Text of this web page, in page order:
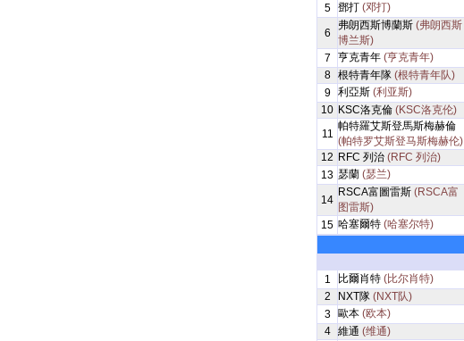
5
鄧打 (邓打)
6
弗朗西斯博蘭斯 (弗朗西斯
博兰斯)
7
亨克青年 (亨克青年)
8
根特青年隊 (根特青年队)
9
利亞斯 (利亚斯)
10 KSC洛克倫 (KSC洛克伦)
11
帕特羅艾斯登馬斯梅赫倫
(帕特罗艾斯登马斯梅赫伦)
12 RFC 列治 (RFC 列治)
13 瑟蘭 (瑟兰)
14
RSCA富圖雷斯 (RSCA富
图雷斯)
15 哈塞爾特 (哈塞尔特)
1
比爾肖特 (比尔肖特)
2
NXT隊 (NXT队)
3
歐本 (欧本)
4
維通 (维通)